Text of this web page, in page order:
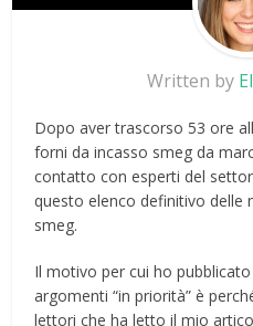
Written by
Dopo aver trascorso 53 ore
forni da incasso smeg da
contatto con esperti del
questo elenco definitivo delle
smeg.
Il motivo per cui ho
argomenti “in priorità” è
lettori che ha letto il mio